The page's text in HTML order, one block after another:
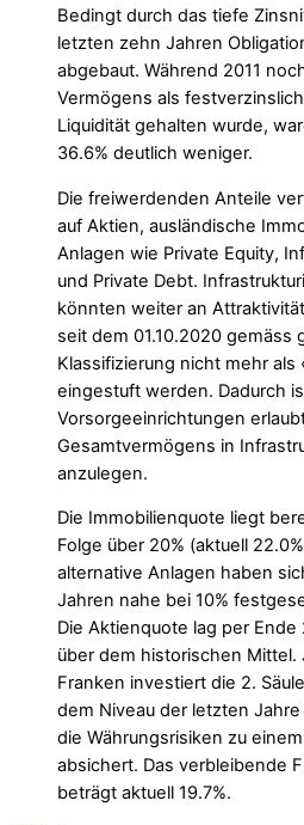
Bedingt durch das tiefe
letzten zehn Jahren
abgebaut. Während 2011
Vermögens als
Liquidität gehalten wurde,
36.6% deutlich weniger.
Die freiwerdenden Anteile
auf Aktien, ausländische
Anlagen wie Private Equity,
und Private Debt.
könnten weiter an
seit dem 01.10.2020 gemäss
Klassifizierung nicht mehr als
eingestuft werden. Dadurch
Vorsorgeeinrichtungen
Gesamtvermögens in
anzulegen.
Die Immobilienquote liegt
Folge über 20% (aktuell
alternative Anlagen haben
Jahren nahe bei 10%
Die Aktienquote lag per
über dem historischen
Franken investiert die 2.
dem Niveau der letzten
die Währungsrisiken zu
absichert. Das verbleibende
beträgt aktuell 19.7%.